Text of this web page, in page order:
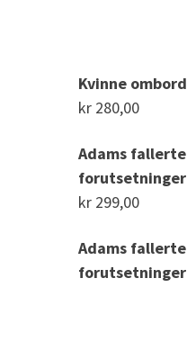
Kvinne ombord
kr280,00
Adams fallerte
forutsetninger
kr299,00
Adams fallerte
forutsetninger